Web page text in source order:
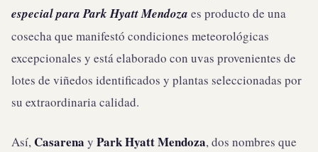
especial para Park Hyatt Mendoza es producto de una
cosecha que manifestó condiciones meteorológicas
excepcionales y está elaborado con uvas provenientes de
lotes de viñedos identificados y plantas seleccionadas por
su extraordinaria calidad.
Así, Casarena y Park Hyatt Mendoza, dos nombres que